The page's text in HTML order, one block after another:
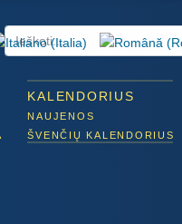
KALENDORIUS
NAUJENOS
ŠVENČIŲ KALENDORIUS